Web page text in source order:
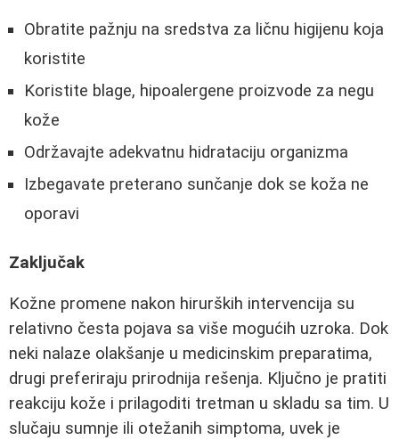
Obratite pažnju na sredstva za ličnu higijenu koja
koristite
Koristite blage, hipoalergene proizvode za negu
kože
Održavajte adekvatnu hidrataciju organizma
Izbegavate preterano sunčanje dok se koža ne
oporavi
Zaključak
Kožne promene nakon hirurških intervencija su
relativno česta pojava sa više mogućih uzroka. Dok
neki nalaze olakšanje u medicinskim preparatima,
drugi preferiraju prirodnija rešenja. Ključno je pratiti
reakciju kože i prilagoditi tretman u skladu sa tim. U
slučaju sumnje ili otežanih simptoma, uvek je